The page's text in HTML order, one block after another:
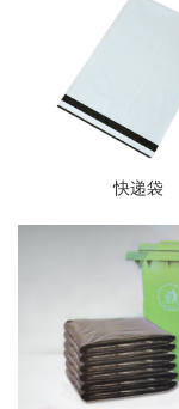
快递袋